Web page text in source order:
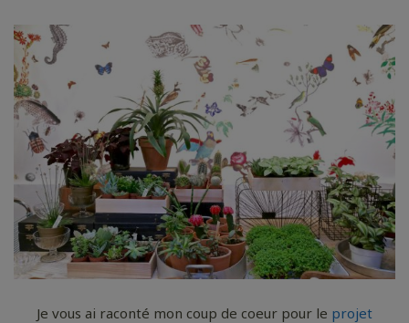
CULTURE
0 ITEMS - 0,00 €
Je vous ai raconté mon coup de coeur pour le projet